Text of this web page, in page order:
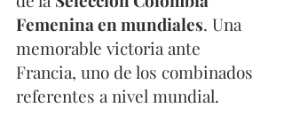
Femenina en mundiales. Una
memorable victoria ante
Francia, uno de los combinados
referentes a nivel mundial.